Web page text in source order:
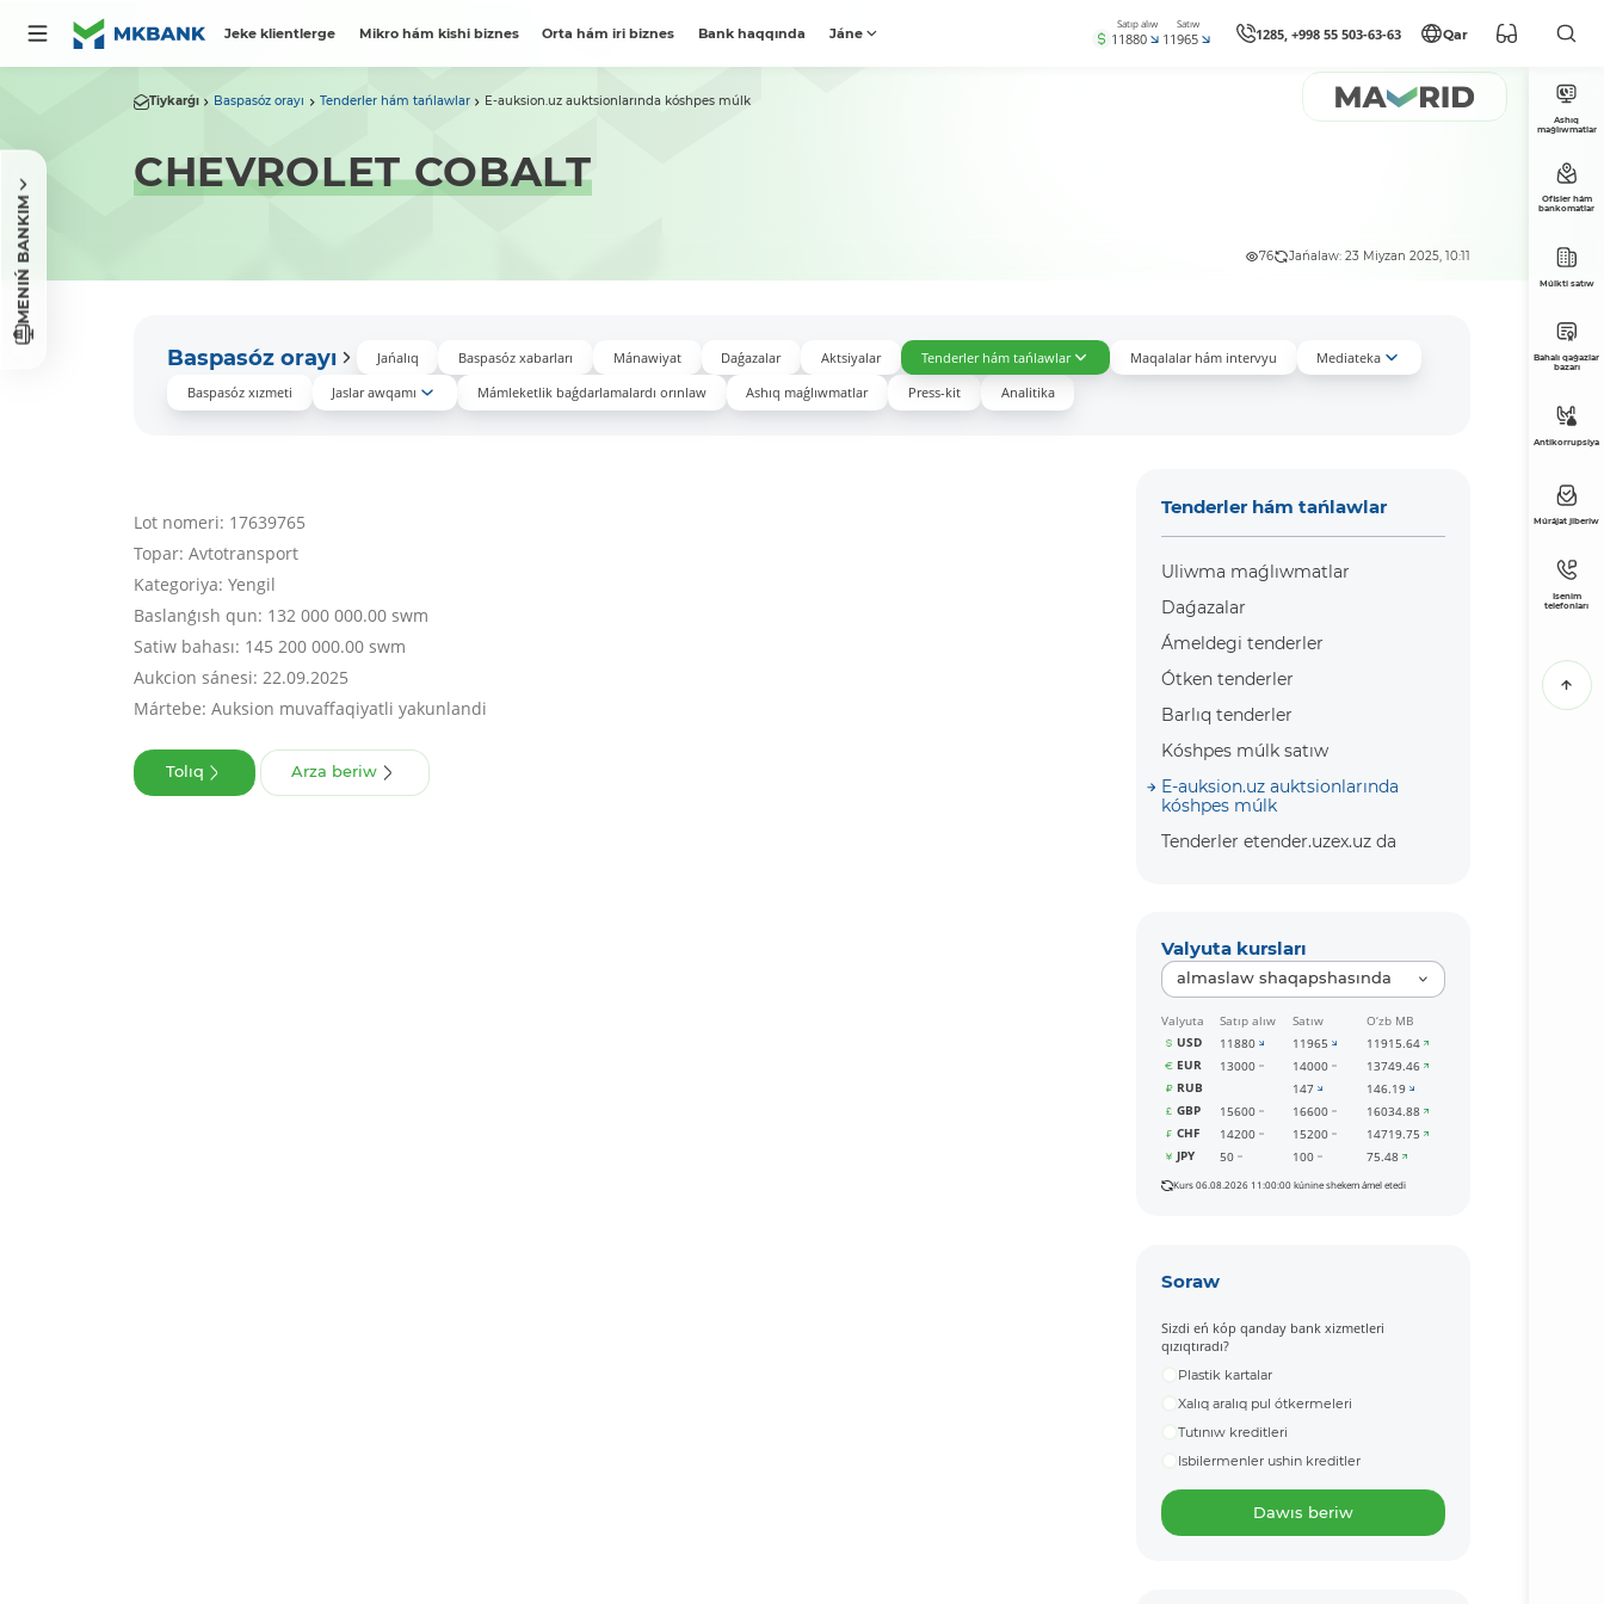
Jeke klientlerge Mikro hám kishi biznes Orta hám iri biznes Bank haqqında Jáne
Satıp alıw
11880
Satıw
11965 1285, +998 55 503-63-63 Qar
MENIŃ BANKIM
Tiykarǵı Baspasóz orayı Tenderler hám tańlawlar E-auksion.uz auktsionlarında kóshpes múlk
CHEVROLET COBALT
76 Jańalaw: 23 Miyzan 2025, 10:11
Baspasóz orayı Jańalıq Baspasóz xabarları Mánawiyat Daǵazalar Aktsiyalar Tenderler hám tańlawlar Maqalalar hám intervyu
Mediateka
Baspasóz xızmeti
Jaslar awqamı Mámleketlik baǵdarlamalardı orınlaw Ashıq maǵlıwmatlar Press-kit Analitika
Lot nomeri: 17639765
Topar: Avtotransport
Kategoriya: Yengil
Baslanǵısh qun: 132 000 000.00 swm
Satiw bahası: 145 200 000.00 swm
Aukcion sánesi: 22.09.2025
Mártebe: Auksion muvaffaqiyatli yakunlandi
Tolıq Arza beriw
Tenderler hám tańlawlar
Uliwma maǵlıwmatlar
Daǵazalar
Ámeldegi tenderler
Ótken tenderler
Barlıq tenderler
Kóshpes múlk satıw
E-auksion.uz auktsionlarında
kóshpes múlk
Tenderler etender.uzex.uz da
Valyuta kursları
almaslaw shaqapshasında
Valyuta Satıp alıw Satıw
O‘zb MB
USD
11880 11965
11915.64
EUR
13000 14000
13749.46
RUB
147
146.19
GBP
15600 16600
16034.88
CHF
14200 15200
14719.75
JPY
50 100 75.48
Kurs 06.08.2026 11:00:00 kúnine shekem ámel etedi
Soraw
Sizdi eń kóp qanday bank xizmetleri
qızıqtıradı?
Plastik kartalar
Xalıq aralıq pul ótkermeleri
Tutınıw kreditleri
Isbilermenler ushin kreditler
Dawıs beriw
Ashıq
maǵlıwmatlar
Ofisler hám
bankomatlar
Múlkti satıw
Bahalı qaǵazlar
bazarı
Antikorrupsiya
Múrájat jiberiw
Isenim
telefonları